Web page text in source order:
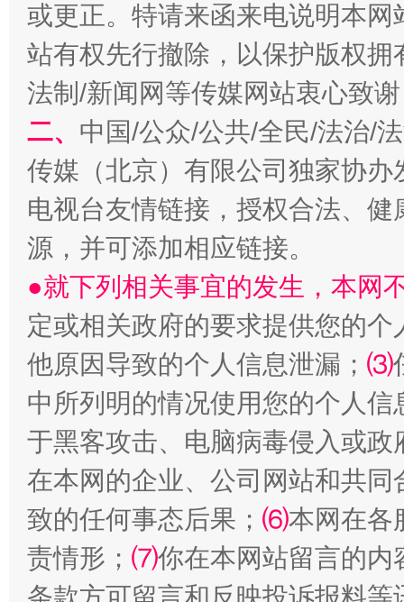
受贿1.44亿！段成刚被判无期 从幼
全民健身五年计划来了！等你上场
或更正。特请来函来电说明本
站有权先行撤除，以保护版权
法制/新闻网等传媒网站衷心致
二、 中国/公众/公共/全民/法治/
传媒（北京）有限公司独家协
电视台友情链接，授权合法、
源，并可添加相应链接。
●就下列相关事宜的发生，本网
定或相关政府的要求提供您的个
他原因导致的个人信息泄漏； ⑶
中所列明的情况使用您的个人
于黑客攻击、电脑病毒侵入或
在本网的企业、公司网站和共
致的任何事态后果； ⑹本网在各
责情形； ⑺你在本网站留言的内